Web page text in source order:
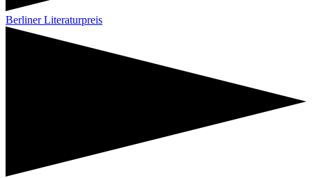
Berliner Literaturpreis